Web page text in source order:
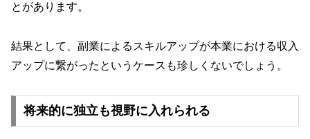
とがあります。
結果として、副業によるスキルアップが本業における収入
アップに繋がったというケースも珍しくないでしょう。
将来的に独立も視野に入れられる